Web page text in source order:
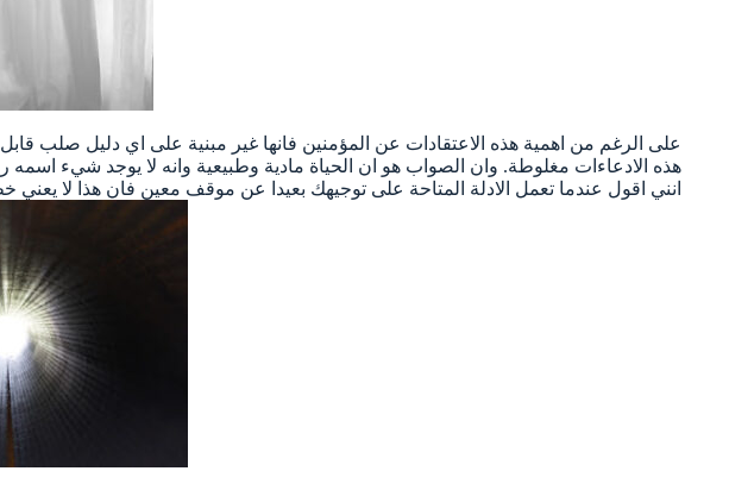
على الرغم من اهمية هذه الاعتقادات عن المؤمنين فانها غير مبنية على اي دليل صلب
هذه الادعاءات مغلوطة. وان الصواب هو ان الحياة مادية وطبيعية وانه لا يوجد شيء
انني اقول عندما تعمل الادلة المتاحة على توجيهك بعيدا عن موقف معين فان هذا لا